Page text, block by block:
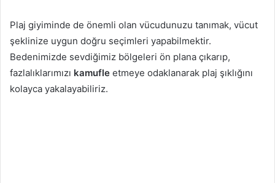
Plaj giyiminde de önemli olan vücudunuzu tanımak, vücut
şeklinize uygun doğru seçimleri yapabilmektir.
Bedenimizde sevdiğimiz bölgeleri ön plana çıkarıp,
fazlalıklarımızı kamufle etmeye odaklanarak plaj şıklığını
kolayca yakalayabiliriz.